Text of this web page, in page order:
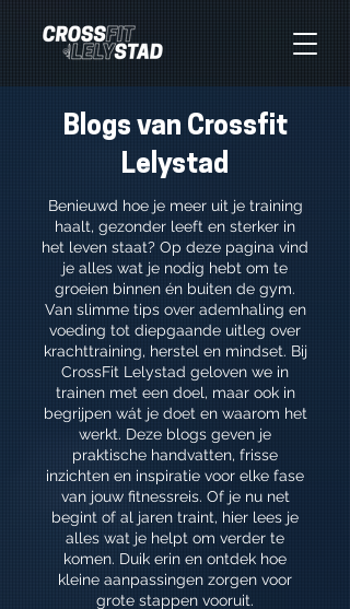
Blogs van Crossfit
Lelystad
Benieuwd hoe je meer uit je training
haalt, gezonder leeft en sterker in
het leven staat? Op deze pagina vind
je alles wat je nodig hebt om te
groeien binnen én buiten de gym.
Van slimme tips over ademhaling en
voeding tot diepgaande uitleg over
krachttraining, herstel en mindset. Bij
CrossFit Lelystad geloven we in
trainen met een doel, maar ook in
begrijpen wát je doet en waarom het
werkt. Deze blogs geven je
praktische handvatten, frisse
inzichten en inspiratie voor elke fase
van jouw fitnessreis. Of je nu net
begint of al jaren traint, hier lees je
alles wat je helpt om verder te
komen. Duik erin en ontdek hoe
kleine aanpassingen zorgen voor
grote stappen vooruit.